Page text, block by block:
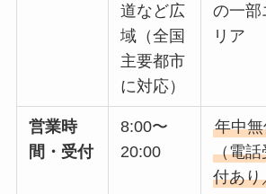
道など広
域（全国
主要都市
に対応）
の一部
リア
営業時
間・受付
8:00〜
20:00
年中
（電話
付あり